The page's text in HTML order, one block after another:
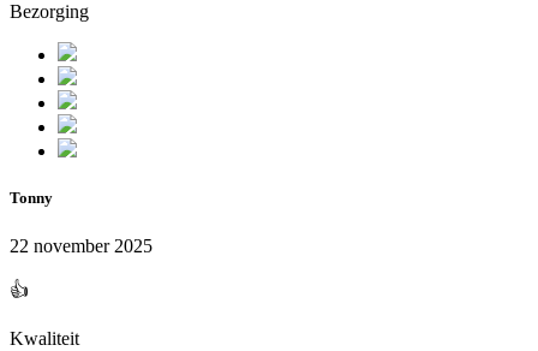
Bezorging
Tonny
22 november 2025
👍
Kwaliteit